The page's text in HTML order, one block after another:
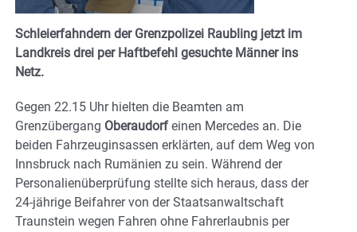
Schleierfahndern der Grenzpolizei Raubling jetzt im
Landkreis drei per Haftbefehl gesuchte Männer ins
Netz.
Gegen 22.15 Uhr hielten die Beamten am
Grenzübergang Oberaudorfeinen Mercedes an. Die
beiden Fahrzeuginsassen erklärten, auf dem Weg von
Innsbruck nach Rumänien zu sein. Während der
Personalienüberprüfung stellte sich heraus, dass der
24-jährige Beifahrer von der Staatsanwaltschaft
Traunstein wegen Fahren ohne Fahrerlaubnis per